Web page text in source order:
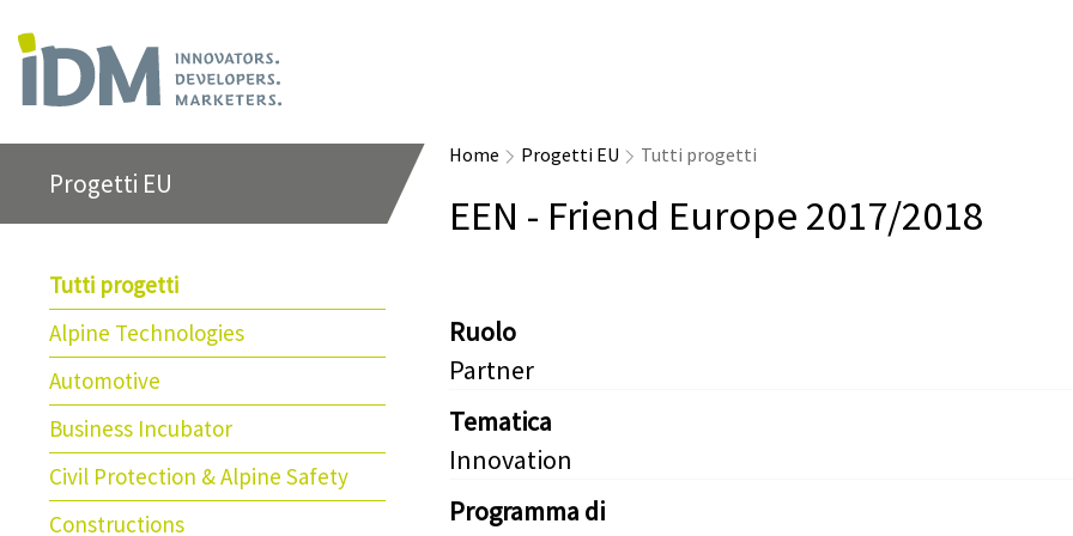
Progetti EU
Tutti progetti
Alpine Technologies
Automotive
Business Incubator
Civil Protection & Alpine Safety
Constructions
Home Progetti EU Tutti progetti
EEN - Friend Europe 2017/2018
Ruolo
Partner
Tematica
Innovation
Programma di